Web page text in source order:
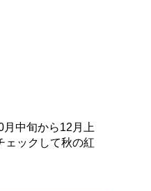
中旬から12月上
ェックして秋の紅